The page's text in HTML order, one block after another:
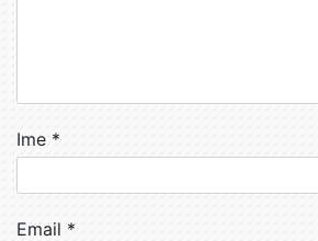
Ime*
Email*